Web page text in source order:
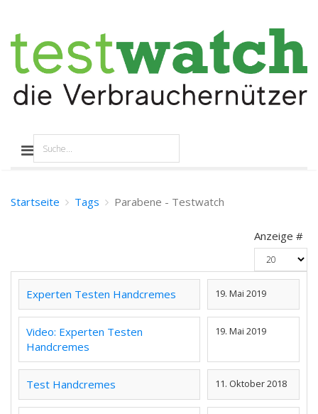
Startseite Tags Parabene - Testwatch
Anzeige #
Experten Testen Handcremes 19. Mai 2019
Video: Experten Testen
Handcremes
19. Mai 2019
Test Handcremes 11. Oktober 2018